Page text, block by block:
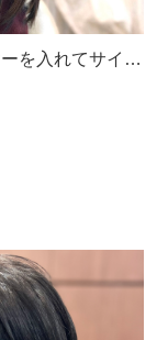
重くなった髪にレイヤーを入れてサイドに自然なボリュームアップ